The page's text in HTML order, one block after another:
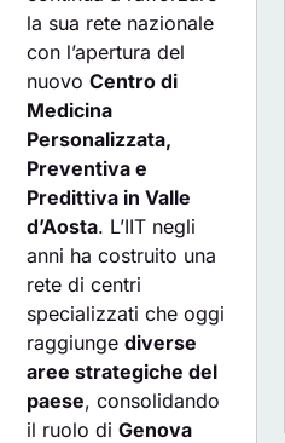
la sua rete nazionale
con l’apertura del
nuovoCentro di
Medicina
Personalizzata,
Preventiva e
Predittiva in Valle
d’Aosta. L’IIT negli
anni ha costruito una
rete di centri
specializzati che oggi
raggiungediverse
aree strategiche del
paese, consolidando
il ruolo diGenova